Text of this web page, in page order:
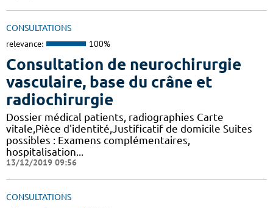
CONSULTATIONS
relevance: 100%
Consultation de neurochirurgie
vasculaire, base du crâne et
radiochirurgie
Dossier médical patients, radiographies Carte
vitale,Pièce d'identité,Justificatif de domicile Suites
possibles : Examens complémentaires,
hospitalisation...
13/12/2019 09:56
CONSULTATIONS